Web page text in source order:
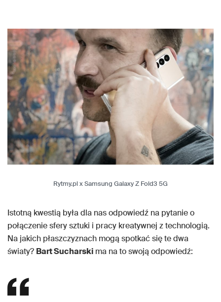
Rytmy.pl x Samsung Galaxy Z Fold3 5G
Istotną kwestią była dla nas odpowiedź na pytanie o
połączenie sfery sztuki i pracy kreatywnej z technologią.
Na jakich płaszczyznach mogą spotkać się te dwa
światy? Bart Sucharski ma na to swoją odpowiedź: